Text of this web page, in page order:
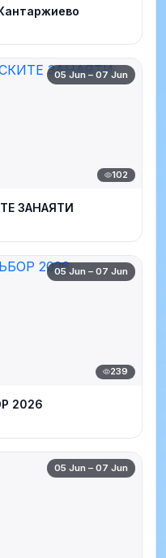
05 Jun – 07 Jun
102
ЗАНАЯТИ
05 Jun – 07 Jun
239
2026
05 Jun – 07 Jun